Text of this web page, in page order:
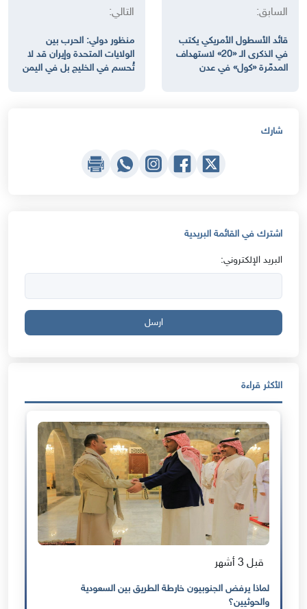
السابق:
قائد الأسطول الأمريكي يكتب
في الذكرى الـ «20» لاستهداف
المدمّرة «كول» في عدن
التالي:
منظور دولي: الحرب بين
الولايات المتحدة وإيران قد لا
تُحسم في الخليج بل في اليمن
شارك
اشترك في القائمة البريدية
البريد الإلكتروني:
ارسل
الأكثر قراءة
قبل 3 أشهر
لماذا يرفض الجنوبيون خارطة الطريق بين السعودية
والحوثيين؟